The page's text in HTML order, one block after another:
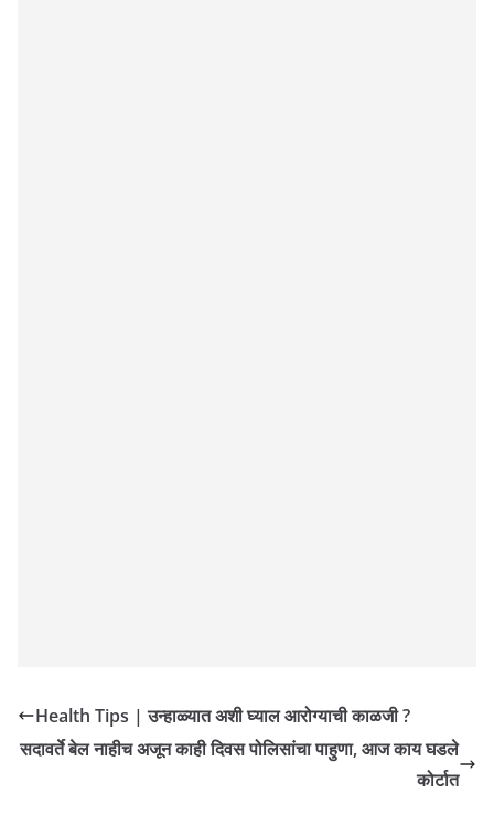
Health Tips | उन्हाळ्यात अशी घ्याल आरोग्याची काळजी ?
सदावर्ते बेल नाहीच अजून काही दिवस पोलिसांचा पाहुणा, आज काय घडले
कोर्टात